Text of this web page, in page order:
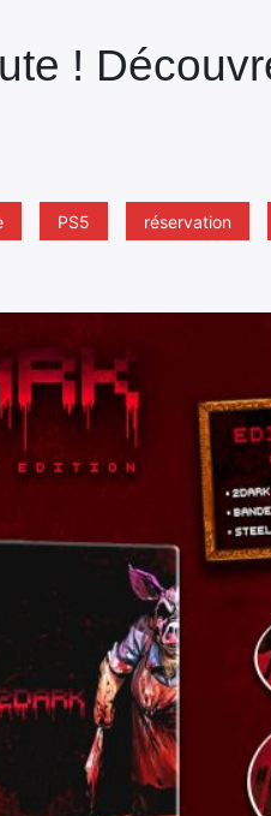
!
PS5 réservation